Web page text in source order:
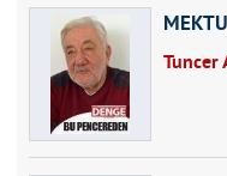
Tuncer